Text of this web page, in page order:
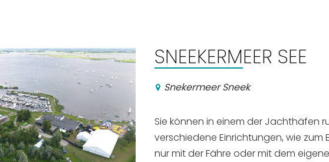
SNEEKERMEER SEE
Snekermeer Sneek
Sie können in einem der Jachthäfen
verschiedene Einrichtungen, wie zum
nur mit der Fähre oder mit dem